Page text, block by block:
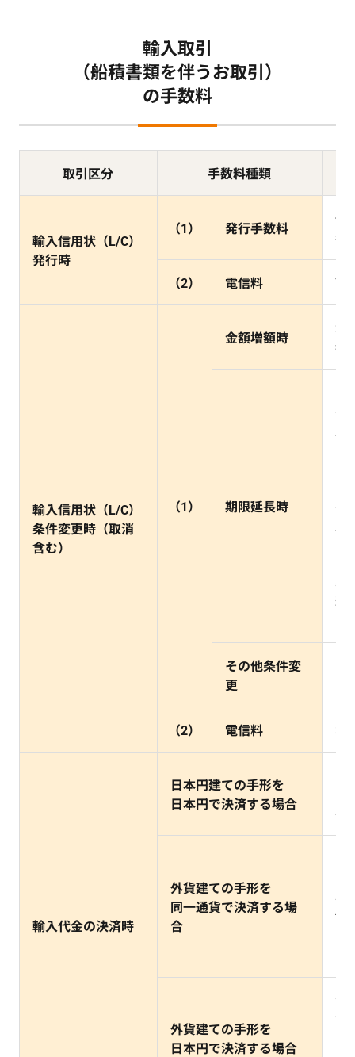
輸入取引
（船積書類を伴うお取引）
の手数料
取引区分 手数料種類
輸入信用状（L/C）
発行時
（1） 発行手数料
信
⇒
（2） 電信料
輸入信用状（L/C）
条件変更時（取消
含む）
（1）
金額増額時
増
⇒
期限延長時
有
有
率
料
その他条件変
更
（2） 電信料
輸入代金の決済時
日本円建ての手形を
日本円で決済する場合
手
外貨建ての手形を
同一通貨で決済する場
合
手
*
外貨建ての手形を
日本円で決済する場合
決
*